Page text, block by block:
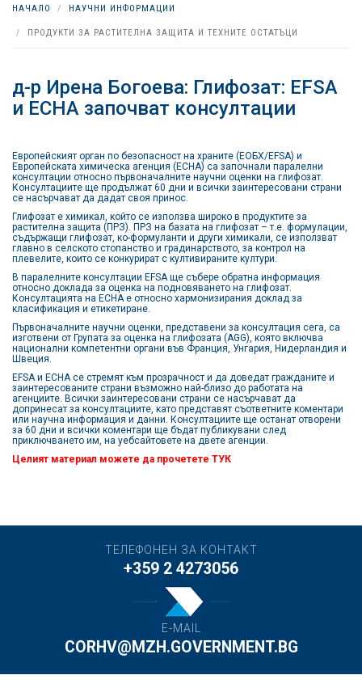
НАЧАЛО НАУЧНИ ИНФОРМАЦИИ
ПРОДУКТИ ЗА РАСТИТЕЛНА ЗАЩИТА И ТЕХНИТЕ ОСТАТЪЦИ
д-р Ирена Богоева: Глифозат: EFSA
и ECHA започват консултации
Европейският орган по безопасност на храните (ЕОБХ/EFSA) и
Европейската химическа агенция (ECHA) са започнали паралелни
консултации относно първоначалните научни оценки на глифозат.
Консултациите ще продължат 60 дни и всички заинтересовани страни
се насърчават да дадат своя принос.
Глифозат е химикал, който се използва широко в продуктите за
растителна защита (ПРЗ). ПРЗ на базата на глифозат – т.е. формулации,
съдържащи глифозат, ко-формуланти и други химикали, се използват
главно в селското стопанство и градинарството, за контрол на
плевелите, които се конкурират с култивираните култури.
В паралелните консултации EFSA ще събере обратна информация
относно доклада за оценка на подновяването на глифозат.
Консултацията на ECHA е относно хармонизирания доклад за
класификация и етикетиране.
Първоначалните научни оценки, представени за консултация сега, са
изготвени от Групата за оценка на глифозата (AGG), която включва
национални компетентни органи във Франция, Унгария, Нидерландия и
Швеция.
EFSA и ECHA се стремят към прозрачност и да доведат гражданите и
заинтересованите страни възможно най-близо до работата на
агенциите. Всички заинтересовани страни се насърчават да
допринесат за консултациите, като представят съответните коментари
или научна информация и данни. Консултациите ще останат отворени
за 60 дни и всички коментари ще бъдат публикувани след
приключването им, на уебсайтовете на двете агенции.
Целият материал можете да прочетете ТУК
ТЕЛЕФОНЕН ЗА КОНТАКТ
+359 2 4273056
E-MAIL
CORHV@MZH.GOVERNMENT.BG